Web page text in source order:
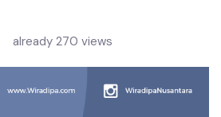
already 270 views